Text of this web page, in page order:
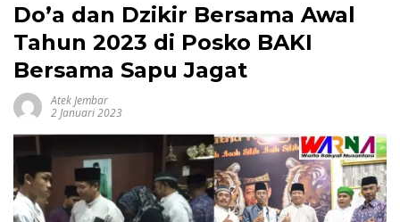
Do’a dan Dzikir Bersama Awal
Tahun 2023 di Posko BAKI
Bersama Sapu Jagat
Atek Jembar
2 Januari 2023